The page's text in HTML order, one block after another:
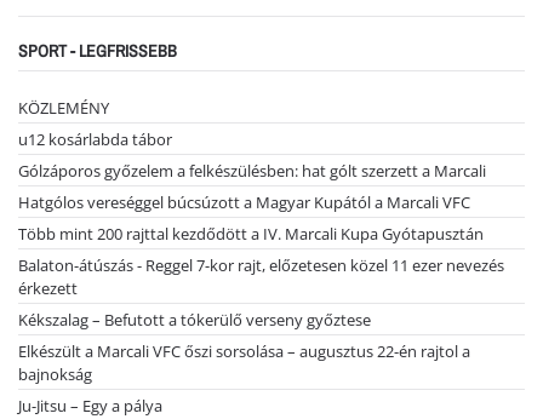
SPORT - LEGFRISSEBB
KÖZLEMÉNY
u12 kosárlabda tábor
Gólzáporos győzelem a felkészülésben: hat gólt szerzett a Marcali
Hatgólos vereséggel búcsúzott a Magyar Kupától a Marcali VFC
Több mint 200 rajttal kezdődött a IV. Marcali Kupa Gyótapusztán
Balaton-átúszás - Reggel 7-kor rajt, előzetesen közel 11 ezer nevezés
érkezett
Kékszalag – Befutott a tókerülő verseny győztese
Elkészült a Marcali VFC őszi sorsolása – augusztus 22-én rajtol a
bajnokság
Ju-Jitsu – Egy a pálya